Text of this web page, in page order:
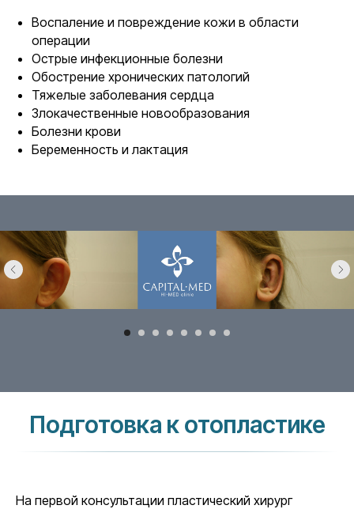
Воспаление и повреждение кожи в области
операции
Острые инфекционные болезни
Обострение хронических патологий
Тяжелые заболевания сердца
Злокачественные новообразования
Болезни крови
Беременность и лактация
Подготовка к отопластике
На первой консультации пластический хирург